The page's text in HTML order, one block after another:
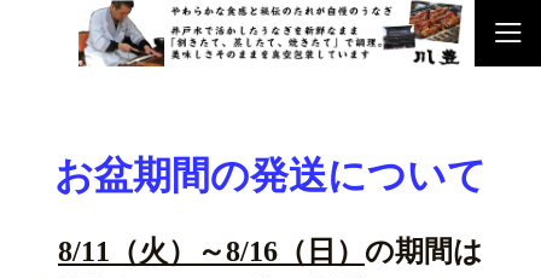
お盆期間の発送について
8/11（火）～8/16（日） の期間は